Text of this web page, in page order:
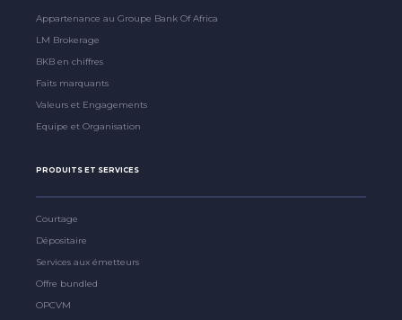
Appartenance au Groupe Bank Of Africa
LM Brokerage
BKB en chiffres
Faits marquants
Valeurs et Engagements
Equipe et Organisation
PRODUITS ET SERVICES
Courtage
Dépositaire
Services aux émetteurs
Offre bundled
OPCVM